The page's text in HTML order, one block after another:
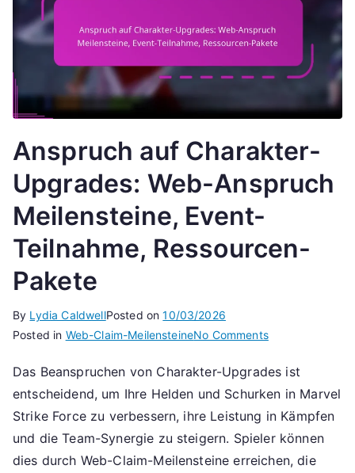
Anspruch auf Charakter-
Upgrades: Web-Anspruch
Meilensteine, Event-
Teilnahme, Ressourcen-
Pakete
By Lydia CaldwellPosted on10/03/2026
Posted in Web-Claim-MeilensteineNo Commentson
auf
Charakter-
Upgrades:
Web-
Anspruch
Das Beanspruchen von Charakter-Upgrades ist
entscheidend, um Ihre Helden und Schurken in Marvel
Strike Force zu verbessern, ihre Leistung in Kämpfen
und die Team-Synergie zu steigern. Spieler können
dies durch Web-Claim-Meilensteine erreichen, die